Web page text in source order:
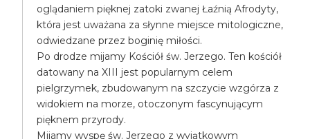
oglądaniem pięknej zatoki zwanej Łaźnią Afrodyty,
która jest uważana za słynne miejsce mitologiczne,
odwiedzane przez boginię miłości.
Po drodze mijamy Kościół św. Jerzego. Ten kościół
datowany na XIII jest popularnym celem
pielgrzymek, zbudowanym na szczycie wzgórza z
widokiem na morze, otoczonym fascynującym
pięknem przyrody.
Mijamy wyspę św. Jerzego z wyjątkowym